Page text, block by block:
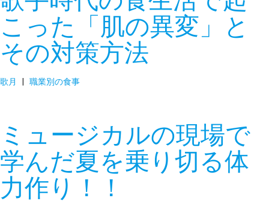
こった「肌の異変」と
その対策方法
歌月 | 職業別の食事
ミュージカルの現場で
学んだ夏を乗り切る体
力作り！！